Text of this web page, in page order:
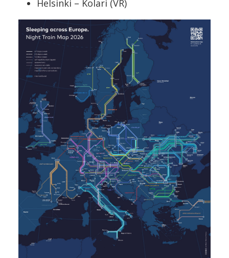
Helsinki – Kolari (VR)